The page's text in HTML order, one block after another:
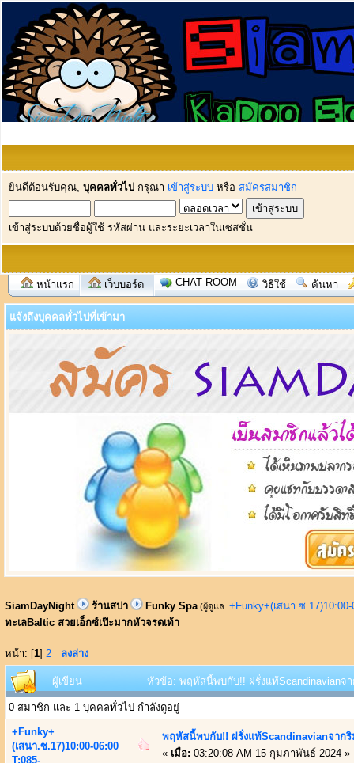
ยินดีต้อนรับคุณ, บุคคลทั่วไป กรุณา เข้าสู่ระบบ หรือ สมัครสมาชิก
เข้าสู่ระบบด้วยชื่อผู้ใช้ รหัสผ่าน และระยะเวลาในเซสชั่น
หน้าแรก เว็บบอร์ด CHAT ROOM วิธีใช้ ค้นหา
แจ้งถึงบุคคลทั่วไปที่เข้ามา
SiamDayNight ร้านสปา Funky Spa (ผู้ดูแล: +Funky+(เสนา.ซ
ทะเลBaltic สวยเอ็กซ์เป๊ะมากหัวจรดเท้า
หน้า: [1] 2 ลงล่าง
ผู้เขียน หัวข้อ: พฤหัสนี้พบกับ!! ฝรั่งแท้Scandinavianจา
0 สมาชิก และ 1 บุคคลทั่วไป กำลังดูอยู่
+Funky+
(เสนา.ซ.17)10:00-06:00
T:085-
พฤหัสนี้พบกับ!! ฝรั่งแท้Scandinavianจากริ
« เมื่อ: 03:20:08 AM 15 กุมภาพันธ์ 2024 »